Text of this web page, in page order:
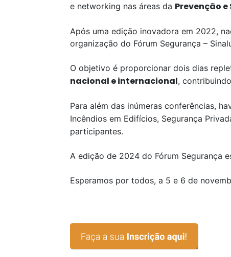
e networking nas áreas da Prevenção
Após uma edição inovadora em 2022,
organização do Fórum Segurança –
O objetivo é proporcionar dois dias
nacional e internacional,
Para além das inúmeras conferências,
Incêndios em Edifícios, Segurança
participantes.
A edição de 2024 do Fórum Segurança
Esperamos por todos, a 5 e 6 de